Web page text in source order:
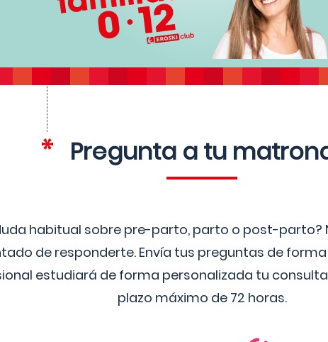
Pregunta a tu
habitual sobre pre-parto, parto o post-
de responderte. Envía tus preguntas de
estudiará de forma personalizada tu
plazo máximo de 72 horas.